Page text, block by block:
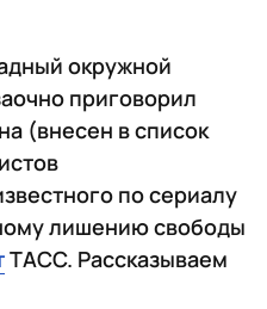
окружной
приговорил
(внесен в список
по сериалу
лишению свободы
ТАСС. Рассказываем